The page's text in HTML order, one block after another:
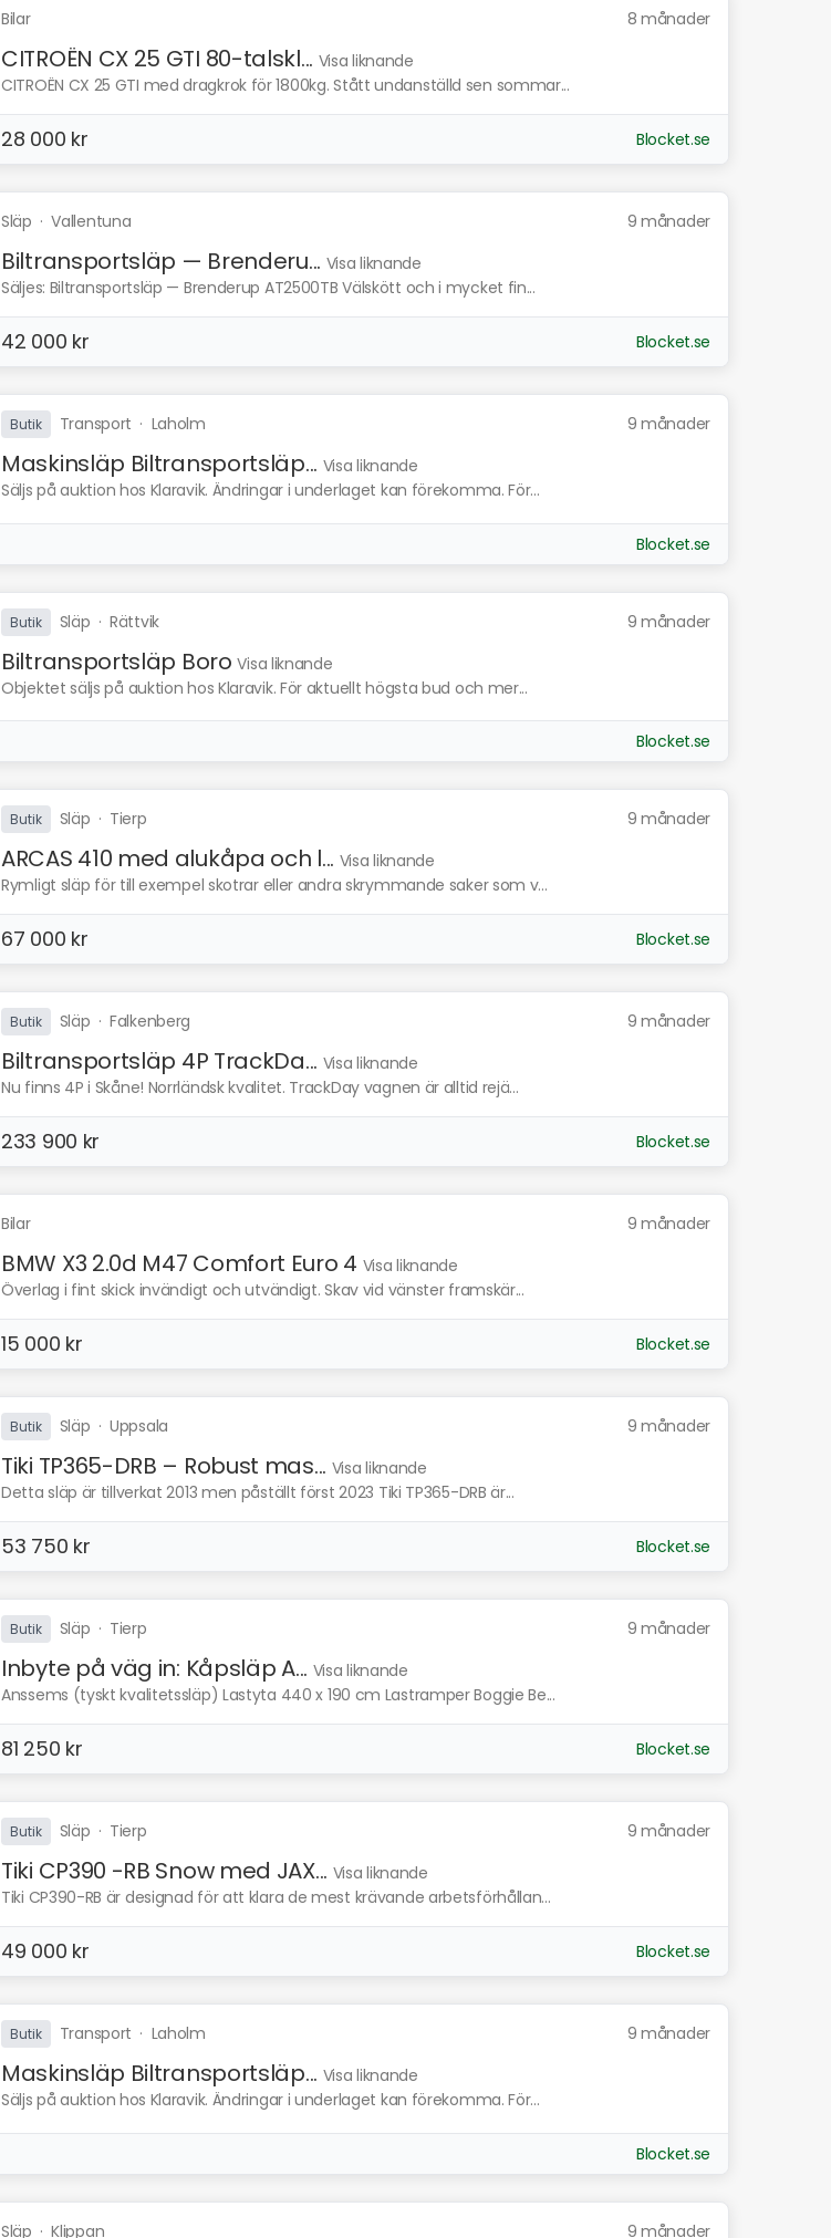
Bilar 8 månader
CITROËN CX 25 GTI 80-talskl... Visa liknande
CITROËN CX 25 GTI med dragkrok för 1800kg. Stått undanställd sen sommar...
28 000 kr Blocket.se
Släp ·Vallentuna 9 månader
Biltransportsläp — Brenderu... Visa liknande
Säljes: Biltransportsläp — Brenderup AT2500TB Välskött och i mycket fin...
42 000 kr Blocket.se
Butik Transport · Laholm 9 månader
Maskinsläp Biltransportsläp... Visa liknande
Säljs på auktion hos Klaravik. Ändringar i underlaget kan förekomma. För...
Blocket.se
Butik Släp ·Rättvik 9 månader
Biltransportsläp Boro Visa liknande
Objektet säljs på auktion hos Klaravik. För aktuellt högsta bud och mer...
Blocket.se
Butik Släp · Tierp 9 månader
ARCAS 410 med alukåpa och l... Visa liknande
Rymligt släp för till exempel skotrar eller andra skrymmande saker som v...
67 000 kr Blocket.se
Butik Släp ·Falkenberg 9 månader
Biltransportsläp 4P TrackDa... Visa liknande
Nu finns 4P i Skåne! Norrländsk kvalitet. TrackDay vagnen är alltid rejä...
233 900 kr Blocket.se
Bilar 9 månader
BMW X3 2.0d M47 Comfort Euro 4 Visa liknande
Överlag i fint skick invändigt och utvändigt. Skav vid vänster framskär...
15 000 kr Blocket.se
Butik Släp ·Uppsala 9 månader
Tiki TP365-DRB – Robust mas... Visa liknande
Detta släp är tillverkat 2013 men påställt först 2023 Tiki TP365-DRB är...
53 750 kr Blocket.se
Butik Släp · Tierp 9 månader
Inbyte på väg in: Kåpsläp A... Visa liknande
Anssems (tyskt kvalitetssläp) Lastyta 440 x 190 cm Lastramper Boggie Be...
81 250 kr Blocket.se
Butik Släp · Tierp 9 månader
Tiki CP390 -RB Snow med JAX... Visa liknande
Tiki CP390-RB är designad för att klara de mest krävande arbetsförhållan...
49 000 kr Blocket.se
Butik Transport · Laholm 9 månader
Maskinsläp Biltransportsläp... Visa liknande
Säljs på auktion hos Klaravik. Ändringar i underlaget kan förekomma. För...
Blocket.se
Släp ·Klippan 9 månader